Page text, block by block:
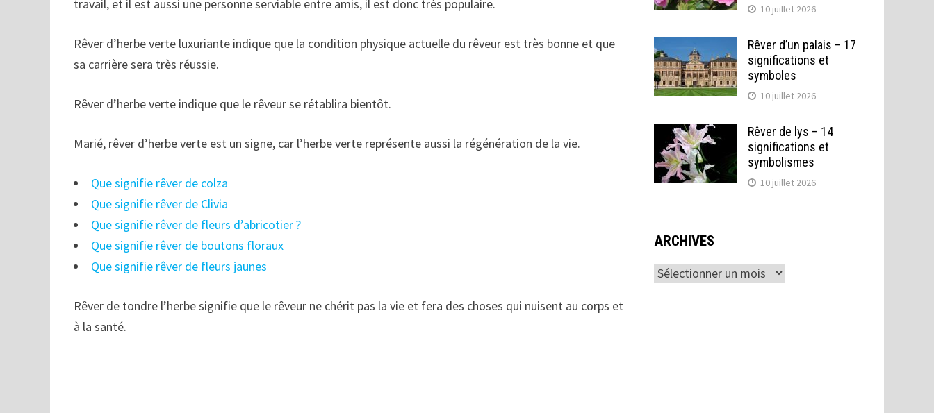
travail, et il est aussi une personne serviable entre amis, il est donc très populaire.
Rêver d’herbe verte luxuriante indique que la condition physique actuelle du rêveur est très bonne et que
sa carrière sera très réussie.
Rêver d’herbe verte indique que le rêveur se rétablira bientôt.
Marié, rêver d’herbe verte est un signe, car l’herbe verte représente aussi la régénération de la vie.
Que signifie rêver de colza
Que signifie rêver de Clivia
Que signifie rêver de fleurs d’abricotier ?
Que signifie rêver de boutons floraux
Que signifie rêver de fleurs jaunes
Rêver de tondre l’herbe signifie que le rêveur ne chérit pas la vie et fera des choses qui nuisent au corps et
à la santé.
10 juillet 2026
Rêver d’un palais – 17
significations et
symboles
10 juillet 2026
Rêver de lys – 14
significations et
symbolismes
10 juillet 2026
ARCHIVES
Archives